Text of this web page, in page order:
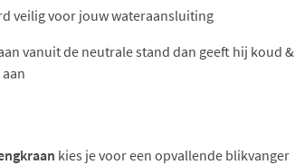
veilig voor jouw wateraansluiting
vanuit de neutrale stand dan geeft hij koud &
kies je voor een opvallende blikvanger